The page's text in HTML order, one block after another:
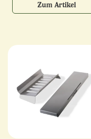
Zum Artikel